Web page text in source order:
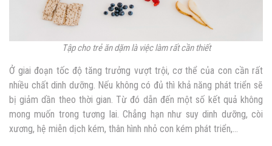
Tập cho trẻ ăn dặm là việc làm rất cần thiết
Ở giai đoạn tốc độ tăng trưởng vượt trội, cơ thể của con cần rất
nhiều chất dinh dưỡng. Nếu không có đủ thì khả năng phát triển sẽ
bị giảm dần theo thời gian. Từ đó dẫn đến một số kết quả không
mong muốn trong tương lai. Chẳng hạn như suy dinh dưỡng, còi
xương, hệ miễn dịch kém, thân hình nhỏ con kém phát triển,…